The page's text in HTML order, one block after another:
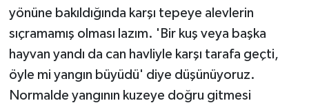
yönüne bakıldığında karşı tepeye alevlerin
sıçramamış olması lazım. 'Bir kuş veya başka
hayvan yandı da can havliyle karşı tarafa geçti,
öyle mi yangın büyüdü' diye düşünüyoruz.
Normalde yangının kuzeye doğru gitmesi